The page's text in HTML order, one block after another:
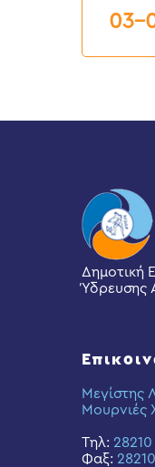
6
03-
Δημοτική
Ύδρευσης
Μεγίστης
Μουρνιές
Τηλ:
Φαξ: